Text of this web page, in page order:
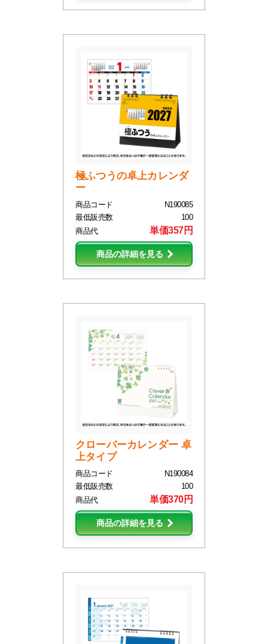
極ふつうの卓上カレンダ
ー
商品コード
N190085
最低販売数
100
商品代
単価357円
商品の詳細を見る
クローバーカレンダー 卓
上タイプ
商品コード
N190084
最低販売数
100
商品代
単価370円
商品の詳細を見る